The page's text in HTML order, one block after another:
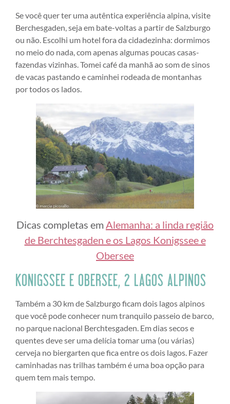
Se você quer ter uma autêntica experiência alpina, visite
Berchesgaden, seja em bate-voltas a partir de Salzburgo
ou não. Escolhi um hotel fora da cidadezinha: dormimos
no meio do nada, com apenas algumas poucas casas-
fazendas vizinhas. Tomei café da manhã ao som de sinos
de vacas pastando e caminhei rodeada de montanhas
por todos os lados.
Dicas completas emAlemanha: a linda região
de Berchtesgaden e os Lagos Konigssee e
Obersee
KONIGSSEE E OBERSEE, 2 LAGOS ALPINOS
Também a 30 km de Salzburgo ficam dois lagos alpinos
que você pode conhecer num tranquilo passeio de barco,
no parque nacional Berchtesgaden. Em dias secos e
quentes deve ser uma delícia tomar uma (ou várias)
cerveja no biergarten que fica entre os dois lagos. Fazer
caminhadas nas trilhas também é uma boa opção para
quem tem mais tempo.